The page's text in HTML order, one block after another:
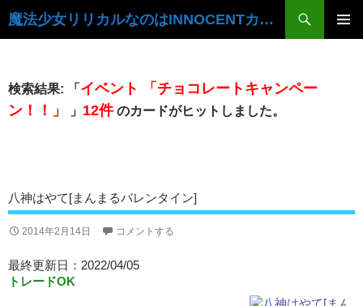
魔法少女リリカルなのはINNOCENTカードデータベース
検
索
ン
へ
検索結果: 「 イベント 「チョコレートキャンペー
ン！！」
」 12件のカードがヒットしました。
八神はやて[まんまるバレンタイン]
2014年2月14日 コメントする
最終更新日：2022/04/05
トレードOK